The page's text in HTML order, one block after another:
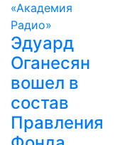
Эдуард
Оганесян
вошел в
состав
Правления